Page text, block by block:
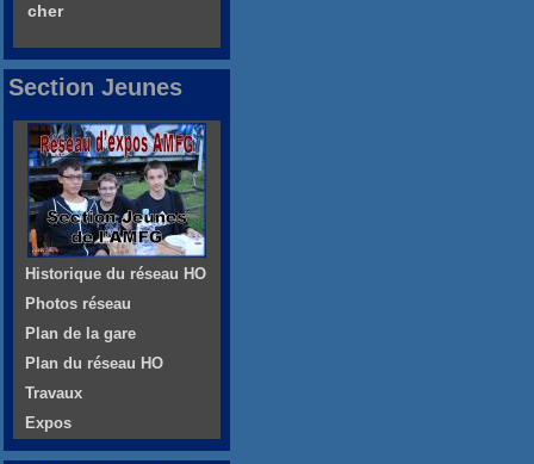
cher
Section Jeunes
Historique du réseau HO
Photos réseau
Plan de la gare
Plan du réseau HO
Travaux
Expos